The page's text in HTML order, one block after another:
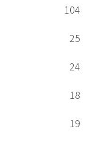
104
25
24
18
19